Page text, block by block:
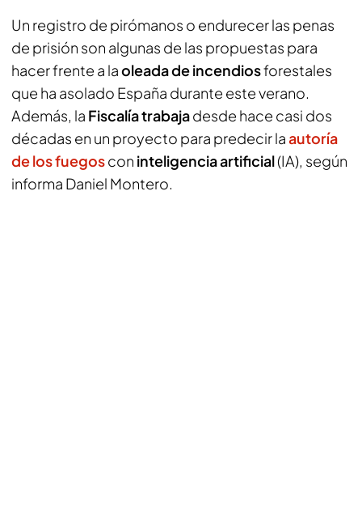
Un registro de pirómanos o endurecer las penas
de prisión son algunas de las propuestas para
hacer frente a laoleada de incendiosforestales
que ha asolado España durante este verano.
Además, la Fiscalía trabajadesde hace casi dos
décadas en un proyecto para predecir laautoría
de los fuegoscon inteligencia artificial(IA), según
informa Daniel Montero.